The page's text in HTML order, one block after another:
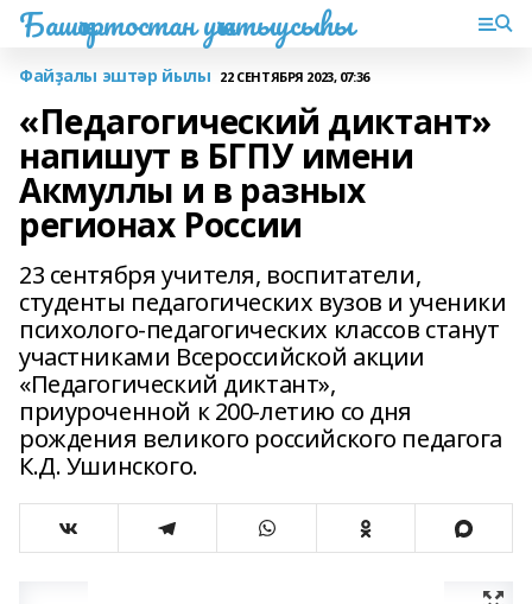
Башҡортостан уҡытыусыһы
Файҙалы эштәр йылы 22 СЕНТЯБРЯ 2023, 07:36
«Педагогический диктант»
напишут в БГПУ имени
Акмуллы и в разных
регионах России
23 сентября учителя, воспитатели,
студенты педагогических вузов и ученики
психолого-педагогических классов станут
участниками Всероссийской акции
«Педагогический диктант»,
приуроченной к 200-летию со дня
рождения великого российского педагога
К.Д. Ушинского.